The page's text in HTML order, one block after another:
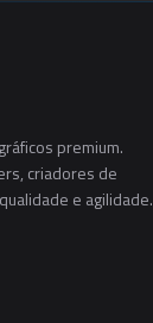
premium.
criadores de
e agilidade.